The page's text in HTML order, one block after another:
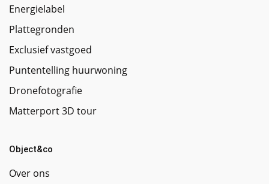
Energielabel
Plattegronden
Exclusief vastgoed
Puntentelling huurwoning
Dronefotografie
Matterport 3D tour
Object&co
Over ons